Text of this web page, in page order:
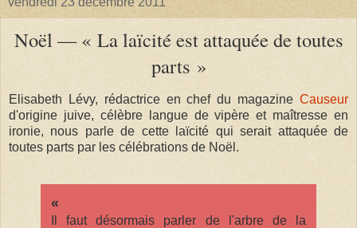
Noël — « La laïcité est attaquée de toutes
parts »
Elisabeth Lévy, rédactrice en chef du magazine Causeur
d'origine juive, célèbre langue de vipère et maîtresse en
ironie, nous parle de cette laïcité qui serait attaquée de
toutes parts par les célébrations de Noël.
«
Il faut désormais parler de l'arbre de la